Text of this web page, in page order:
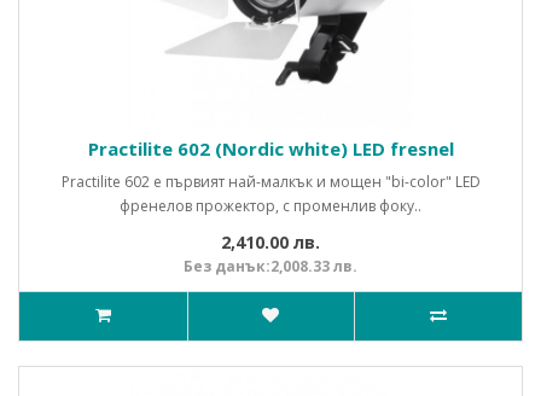
Practilite 602 (Nordic white) LED fresnel
Practilite 602 е първият най-малкък и мощен "bi-color" LED
френелов прожектор, с променлив фоку..
2,410.00 лв.
Без данък:2,008.33 лв.